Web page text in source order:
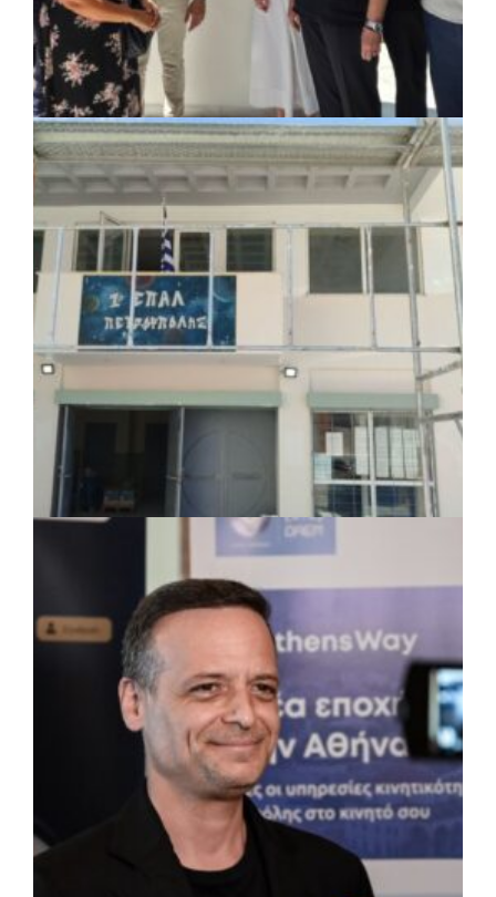
ΚΟΙΝΩΝΙΑ | 07/08/2026 · 18:01
Το Δημοτικό Κατάστημα Κουβαρά φέρει
πλέον το όνομα «Γεώργιος Πρίφτης»
ΤΟΠΙΚΗ ΑΥΤΟΔΙΟΙΚΗΣΗ 07/08/2026 · 17:45
Δήμος Πετρούπολης: Εργασίες
συντήρησης σε σχολεία και αθλητικές
εγκαταστάσεις